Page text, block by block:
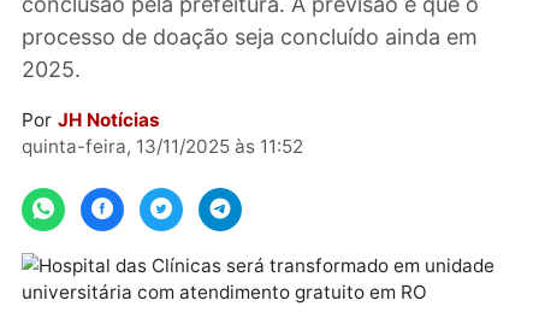
aquisição do hospital está em fase de
conclusão pela prefeitura. A previsão é que o
2025.
quinta-feira, 13/11/2025 às 11:52